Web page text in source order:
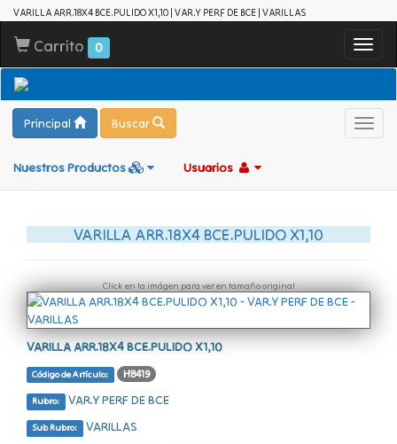
VARILLA ARR.18X4 BCE.PULIDO X1,10 | VAR.Y PERF DE BCE | VARILLAS
Carrito 0
Principal Buscar
Nuestros Productos Usuarios
VARILLA ARR.18X4 BCE.PULIDO X1,10
Click en la imágen para ver en tamaño original
VARILLA ARR.18X4 BCE.PULIDO X1,10
Código de Artículo: HB419
Rubro: VAR.Y PERF DE BCE
Sub Rubro: VARILLAS